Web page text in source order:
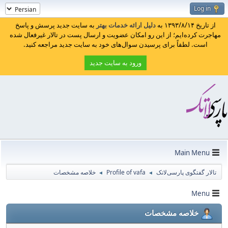
Log in
از تاریخ ۱۳۹۳/۸/۱۴ به دلیل ارائه خدمات بهتر به سایت جدید پرسش و پاسخ
مهاجرت کرده‌ایم؛ از این رو امکان عضویت و ارسال پست در تالار غیرفعال شده
است. لطفاً برای پرسیدن سوال‌های خود به سایت جدید مراجعه کنید.
ورود به سایت جدید
Main Menu
تالار گفتگوی پارسی‌لاتک ◄
Profile of vafa
◄ خلاصه مشخصات
Menu
خلاصه مشخصات